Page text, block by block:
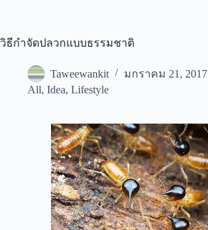
วิธีกำจัดปลวกแบบธรรมชาติ
Taweewankit
มกราคม 21, 2017
All, Idea, Lifestyle